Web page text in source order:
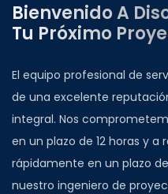
Bienvenido A
Tu Próximo
El equipo profesional de
de una excelente
integral. Nos
en un plazo de 12 horas y a
rápidamente en un plazo
nuestro ingeniero de